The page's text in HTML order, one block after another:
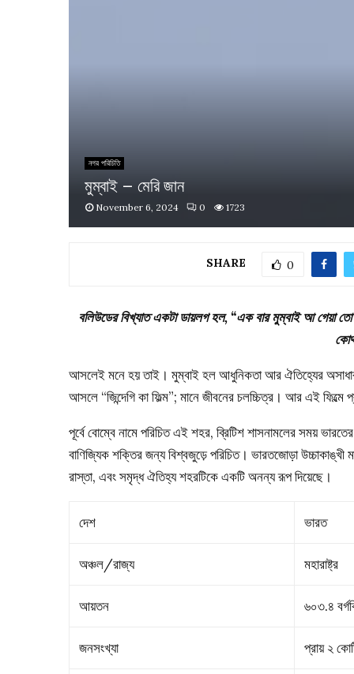
নগর পরিচিতি
মুম্বাই – মেরি জান
November 6, 2024 0 1723
SHARE 0
বলিউডের বিখ্যাত একটা ডায়লগ হল, “এক বার মুম্বাই আ গেয়া
আসলেই মনে হয় তাই। মুম্বাই হল আধুনিকতা আর ঐতিহ্যের
আসলে “জিন্দেগি কা ফিল্ম”; মানে জীবনের চলচ্চিত্র। আর এই ফিল্মে
পূর্বে বোম্বে নামে পরিচিত এই শহর, ব্রিটিশ শাসনামলের সময়
বাণিজ্যিক শক্তির জন্য বিশ্বজুড়ে পরিচিত। ভারতজোড়া
রাস্তা, এবং সমৃদ্ধ ঐতিহ্য শহরটিকে একটি অনন্য রূপ দিয়েছে।
দেশ ভারত
অঞ্চল/রাজ্য মহারাষ্ট্র
আয়তন ৬০৩.৪
জনসংখ্যা প্রায় ২